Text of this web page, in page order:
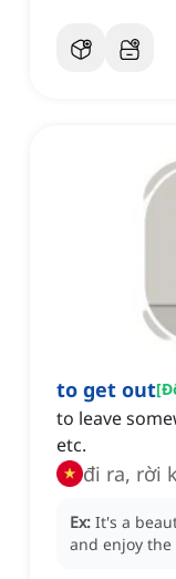
to get out[
to leave
etc.
đi ra, rời
Ex: It's a
and enjoy